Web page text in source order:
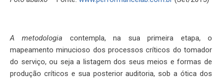
A metodologia contempla, na sua primeira etapa, o
mapeamento minucioso dos processos críticos do tomador
do serviço, ou seja a listagem dos seus meios e formas de
produção críticos e sua posterior auditoria, sob a ótica dos